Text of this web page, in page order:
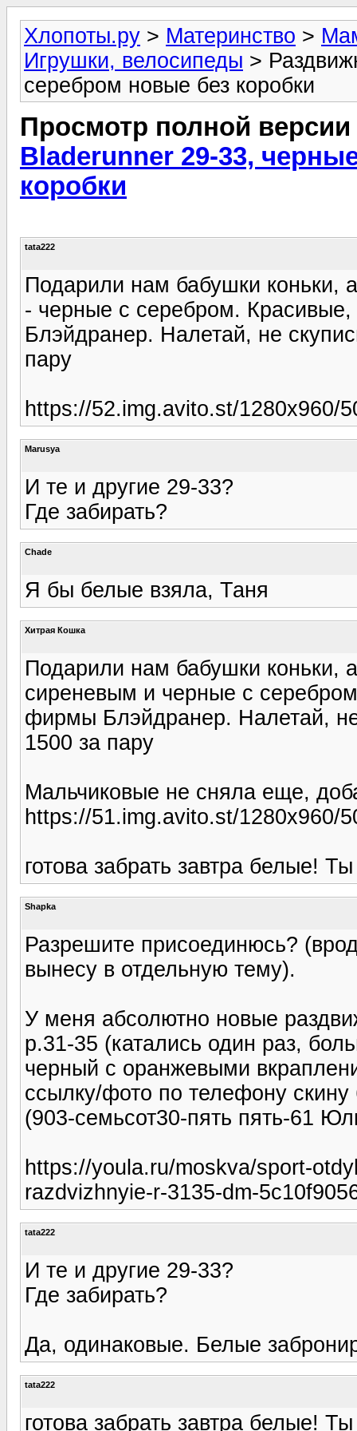
Хлопоты.ру > Материнство >
Игрушки, велосипеды >
серебром новые без коробки
Просмотр полной
Bladerunner 29-33,
коробки
tata222
Подарили нам бабушки коньки,
- черные с серебром.
Блэйдранер. Налетай, не
пару
https://52.img.avito.st/1280x960/
Marusya
И те и другие 29-33?
Где забирать?
Chade
Я бы белые взяла, Таня
Хитрая Кошка
Подарили нам бабушки коньки,
сиреневым и черные с
фирмы Блэйдранер. Налетай, не
1500 за пару
Мальчиковые не сняла еще,
https://51.img.avito.st/1280x960/
готова забрать завтра белые!
Shapka
Разрешите присоединюсь?
вынесу в отдельную тему).
У меня абсолютно новые
р.31-35 (катались один раз,
черный с оранжевыми
ссылку/фото по телефону
(903-семьсот30-пять пять-61
https://youla.ru/moskva/sport-
razdvizhnyie-r-3135-dm-
tata222
И те и другие 29-33?
Где забирать?
Да, одинаковые. Белые
tata222
готова забрать завтра белые!